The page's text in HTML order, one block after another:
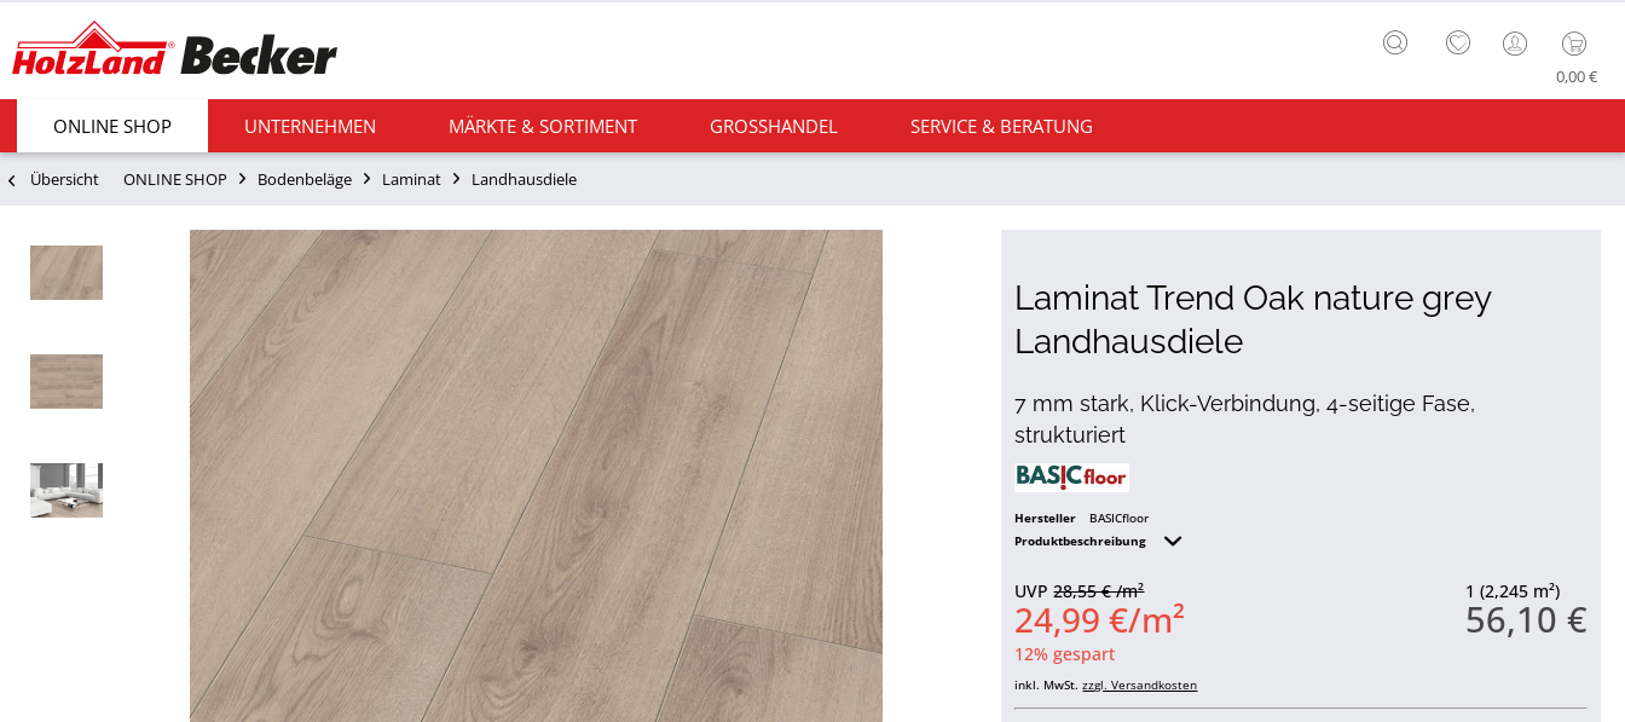
0,00 €
ONLINE SHOP UNTERNEHMEN MÄRKTE & SORTIMENT GROSSHANDEL SERVICE & BERATUNG
Übersicht ONLINE SHOP Bodenbeläge Laminat Landhausdiele
Laminat Trend Oak nature grey
Landhausdiele
7 mm stark, Klick-Verbindung, 4-seitige Fase,
strukturiert
Hersteller
BASICfloor
Produktbeschreibung
1 (2,245 m²)
56,10 €
UVP28,55 € /m²
24,99 €/m²
12% gespart
inkl. MwSt.zzgl. Versandkosten